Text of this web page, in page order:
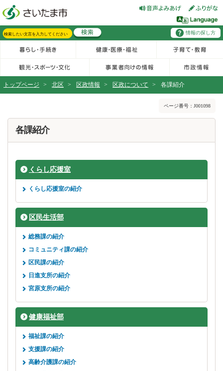
情報の探し方
トップページ > 北区 > 区政情報 > 区政について > 各課紹介
ページ番号：J001098
各課紹介
くらし応援室
くらし応援室の紹介
区民生活部
総務課の紹介
コミュニティ課の紹介
区民課の紹介
日進支所の紹介
宮原支所の紹介
健康福祉部
福祉課の紹介
支援課の紹介
高齢介護課の紹介